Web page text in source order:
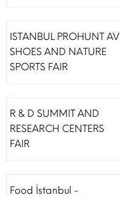
ISTANBUL PROHUNT AV
SHOES AND NATURE
SPORTS FAIR
R & D SUMMIT AND
RESEARCH CENTERS
FAIR
Food İstanbul -